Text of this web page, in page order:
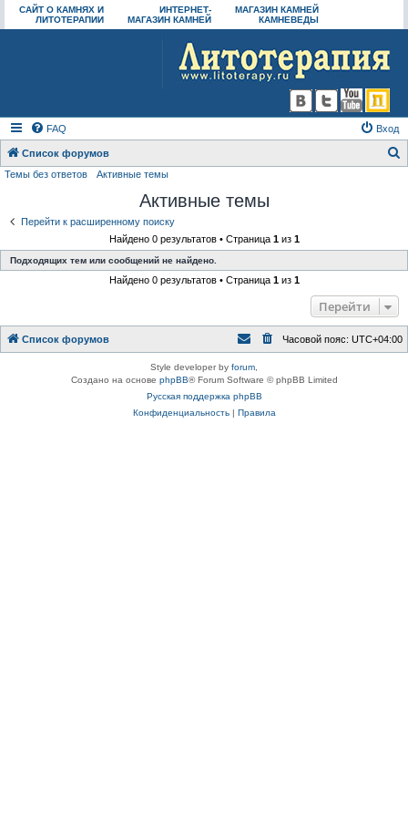
САЙТ О КАМНЯХ И
ЛИТОТЕРАПИИ
ИНТЕРНЕТ-
МАГАЗИН КАМНЕЙ
МАГАЗИН КАМНЕЙ
КАМНЕВЕДЫ
FAQ Вход
Список форумов
Темы без ответов Активные темы
Активные темы
Перейти к расширенному поиску
Найдено 0 результатов • Страница 1из 1
Подходящих тем или сообщений не найдено.
Найдено 0 результатов • Страница 1из 1
Перейти
Список форумов Часовой пояс: UTC+04:00
Style developer by forum
Создано на основе phpBB® Forum Software © phpBB Limited
Русская поддержка phpBB
Конфиденциальность| Правила